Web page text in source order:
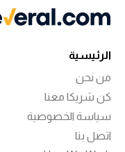
الرئيسية
من نحن
كن شريكا معنا
سياسة الخصوصية
اتصل بنا